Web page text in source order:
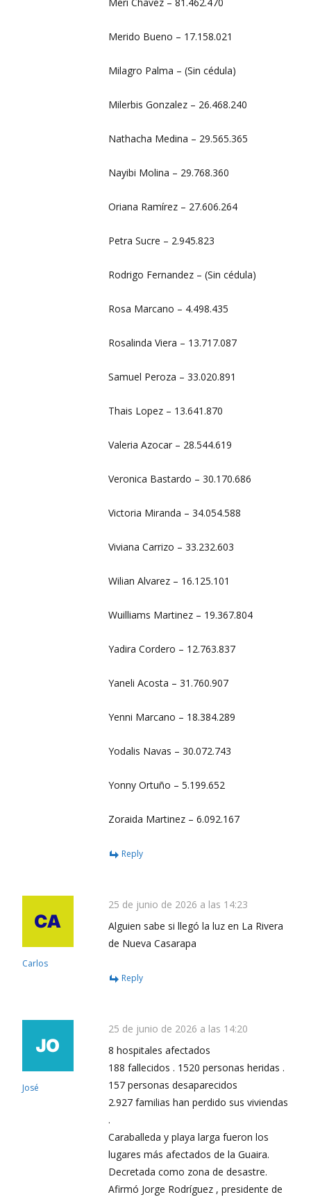
Merido Bueno – 17.158.021
Milagro Palma – (Sin cédula)
Milerbis Gonzalez – 26.468.240
Nathacha Medina – 29.565.365
Nayibi Molina – 29.768.360
Oriana Ramírez – 27.606.264
Petra Sucre – 2.945.823
Rodrigo Fernandez – (Sin cédula)
Rosa Marcano – 4.498.435
Rosalinda Viera – 13.717.087
Samuel Peroza – 33.020.891
Thais Lopez – 13.641.870
Valeria Azocar – 28.544.619
Veronica Bastardo – 30.170.686
Victoria Miranda – 34.054.588
Viviana Carrizo – 33.232.603
Wilian Alvarez – 16.125.101
Wuilliams Martinez – 19.367.804
Yadira Cordero – 12.763.837
Yaneli Acosta – 31.760.907
Yenni Marcano – 18.384.289
Yodalis Navas – 30.072.743
Yonny Ortuño – 5.199.652
Zoraida Martinez – 6.092.167
Reply
Carlos
25 de junio de 2026 a las 14:23
Alguien sabe si llegó la luz en La Rivera
de Nueva Casarapa
Reply
José
25 de junio de 2026 a las 14:20
8 hospitales afectados
188 fallecidos . 1520 personas heridas .
157 personas desaparecidos
2.927 familias han perdido sus viviendas
.
Caraballeda y playa larga fueron los
lugares más afectados de la Guaira.
Decretada como zona de desastre.
Afirmó Jorge Rodríguez , presidente de